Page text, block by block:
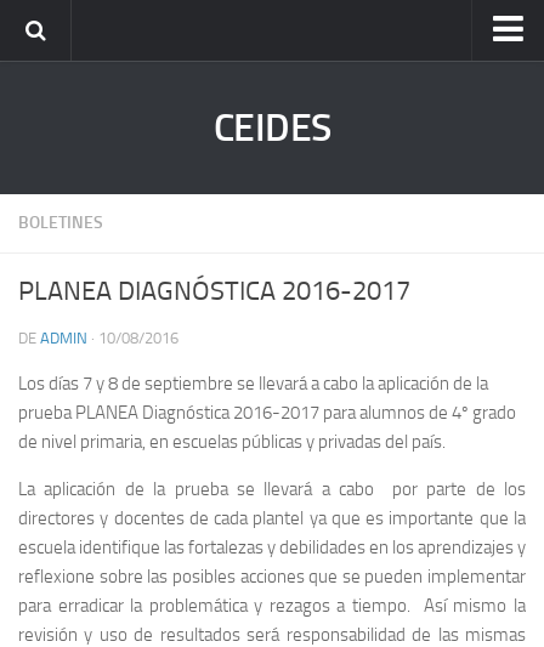
Departamentos
Noticias
Contacto
Registro de Aplicadores
CEIDES
BOLETINES
PLANEA DIAGNÓSTICA 2016-2017
DE ADMIN · 10/08/2016
Los días 7 y 8 de septiembre se llevará a cabo la aplicación de la
prueba PLANEA Diagnóstica 2016-2017 para alumnos de 4º grado
de nivel primaria, en escuelas públicas y privadas del país.
La aplicación de la prueba se llevará a cabo por parte de los
directores y docentes de cada plantel ya que es importante que la
escuela identifique las fortalezas y debilidades en los aprendizajes y
reflexione sobre las posibles acciones que se pueden implementar
para erradicar la problemática y rezagos a tiempo. Así mismo la
revisión y uso de resultados será responsabilidad de las mismas